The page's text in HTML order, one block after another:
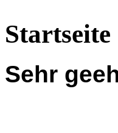
Startseite
Sehr